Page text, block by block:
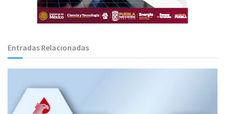
Entradas Relacionadas